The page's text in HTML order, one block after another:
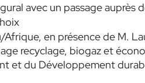
avec un passage
Afrique, en présence de M.
recyclage, biogaz et
et du Développement